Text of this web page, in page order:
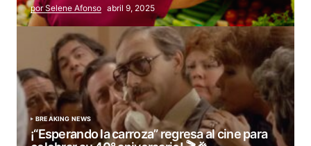
por Selene Afonso abril 9, 2025
BREAKING NEWS
¡“Esperando la carroza” regresa al cine para